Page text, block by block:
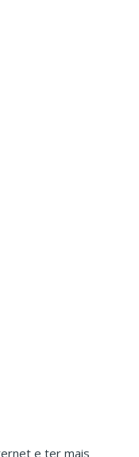
e ter mais